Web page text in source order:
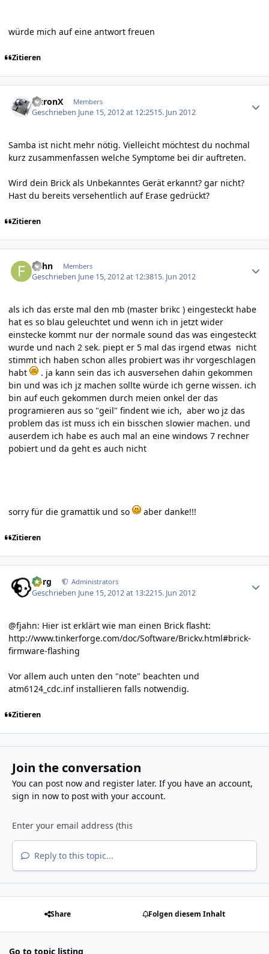
würde mich auf eine antwort freuen
Zitieren
AuronX Members
Geschrieben June 15, 2012 at 12:2515. Jun 2012
Samba ist nicht mehr nötig. Vielleicht möchtest du nochmal
kurz zusammenfassen welche Symptome bei dir auftreten.
Wird dein Brick als Unbekanntes Gerät erkannt? gar nicht?
Hast du bereits versehentlich auf Erase gedrückt?
Zitieren
fjahn Members
Geschrieben June 15, 2012 at 12:3815. Jun 2012
als ich das erste mal den mb (master brikc ) eingesteckt habe
hat es so blau geleuchtet und wenn ich in jetzt wider
einstecke kommt nur der normale sound das was eingesteckt
wurde und nach 2 sek. piept er 5 mal das irgend etwas nicht
stimmt ich haben schon alles probiert was ihr vorgeschlagen
habt
. ja kann sein das ich ausversehen dahin gekommen
bin und was ich jz machen sollte würde ich gerne wissen. ich
bin auf euch gekommen durch meien onkel der das
programieren aus so "geil" findent wie ich, aber wo jz das
problem das ist muss ich ein bisschen slowier machen. und
auserdem ich habe es auch mal an eine windows 7 rechner
pobiert und da geht es auch nicht
sorry für die gramattik und so aber danke!!!
Zitieren
borg Administrators
Geschrieben June 15, 2012 at 13:2215. Jun 2012
@fjahn: Hier ist erklärt wie man einen Brick flasht:
http://www.tinkerforge.com/doc/Software/Brickv.html#brick-
firmware-flashing
Vor allem auch unten den "note" beachten und
atm6124_cdc.inf installieren falls notwendig.
Zitieren
Join the conversation
You can post now and register later. If you have an account,
sign in nowto post with your account.
Reply to this topic...
Share Folgen diesem Inhalt
Go to topic listing